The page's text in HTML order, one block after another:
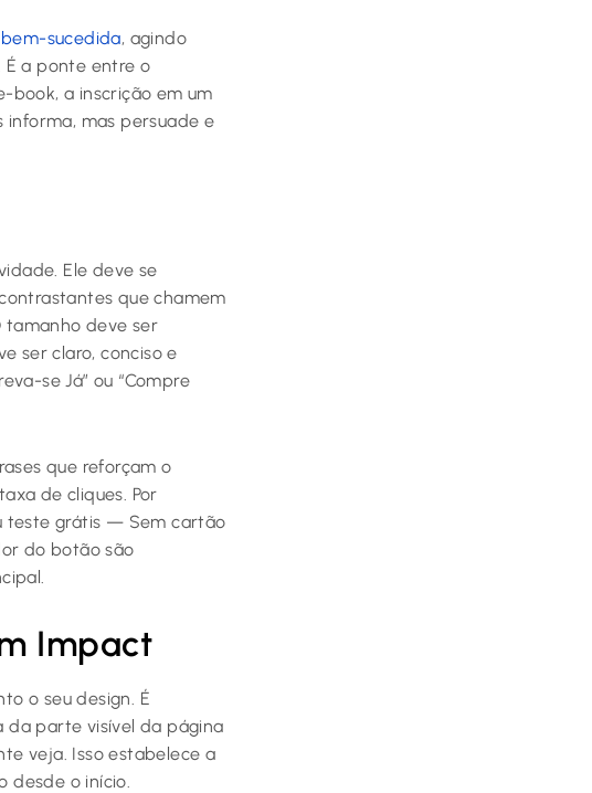
sucedida, agindo
a ponte entre o
book, a inscrição em um
informa, mas persuade e
Ele deve se
que chamem
tamanho deve ser
ser claro, conciso e
se Já” ou “Compre
que reforçam o
de cliques. Por
teste grátis — Sem cartão
do botão são
Impact
o seu design. É
da parte visível da página
veja. Isso estabelece a
desde o início.